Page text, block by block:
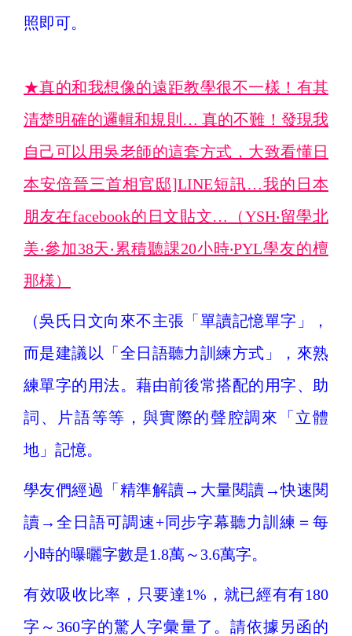
照即可。
★真的和我想像的遠距教學很不一樣！有其
清楚明確的邏輯和規則… 真的不難！發現我
自己可以用吳老師的這套方式，大致看懂日
本安倍晉三首相官邸]LINE短訊…我的日本
朋友在facebook的日文貼文…（YSH‧留學北
美‧參加38天‧累積聽課20小時‧PYL學友的檀
那様）
（吳氏日文向來不主張「單讀記憶單字」，
而是建議以「全日語聽力訓練方式」，來熟
練單字的用法。藉由前後常搭配的用字、助
詞、片語等等，與實際的聲腔調來「立體
地」記憶。
學友們經過「精準解讀→ 大量閱讀 →快速閱
讀 → 全日語可調速+同步字幕聽力訓練＝每
小時的曝曬字數是1.8萬～3.6萬字。
有效吸收比率，只要達1%，就已經有有180
字～360字的驚人字彙量了。請依據另函的